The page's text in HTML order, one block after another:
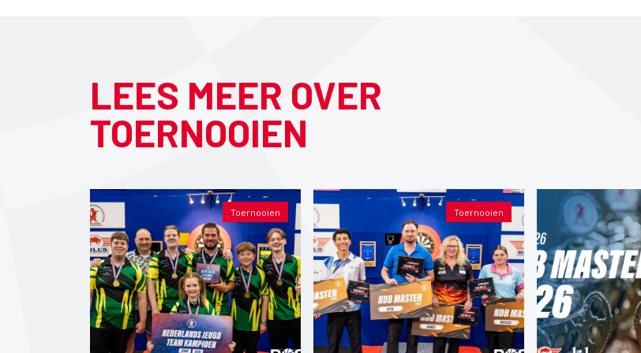
LEES MEER OVER
TOERNOOIEN
Toernooien Toernooien